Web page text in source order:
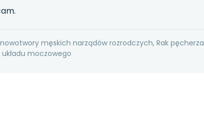
męskich narządów rozrodczych, Rak pęcherza
moczowego